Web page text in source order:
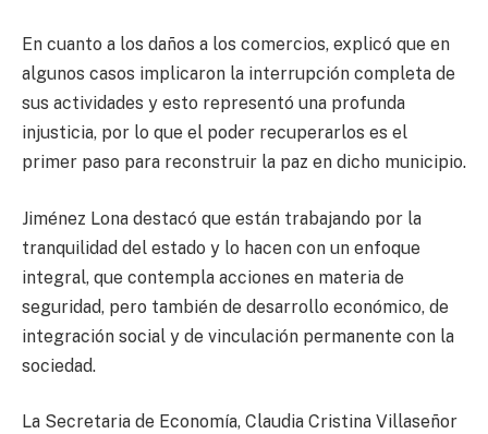
En cuanto a los daños a los comercios, explicó que en
algunos casos implicaron la interrupción completa de
sus actividades y esto representó una profunda
injusticia, por lo que el poder recuperarlos es el
primer paso para reconstruir la paz en dicho municipio.
Jiménez Lona destacó que están trabajando por la
tranquilidad del estado y lo hacen con un enfoque
integral, que contempla acciones en materia de
seguridad, pero también de desarrollo económico, de
integración social y de vinculación permanente con la
sociedad.
La Secretaria de Economía, Claudia Cristina Villaseñor